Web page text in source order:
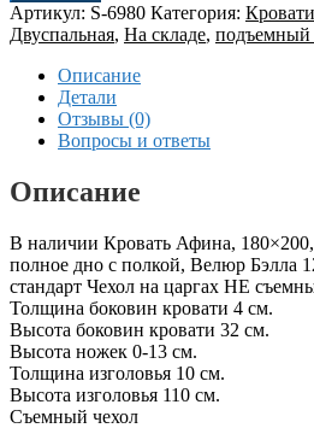
Артикул: S-6980 Категория: Кровати
Двуспальная, На складе, подъемный
Описание
Детали
Отзывы (0)
Вопросы и ответы
Описание
В наличии Кровать Афина,
полное дно с полкой, Велюр Бэлла
стандарт Чехол на царгах НЕ
Толщина боковин кровати 4 см.
Высота боковин кровати 32 см.
Высота ножек 0-13 см.
Толщина изголовья 10 см.
Высота изголовья 110 см.
Съемный чехол